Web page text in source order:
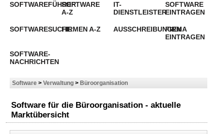
SOFTWAREFÜHRERSOFTWARE
A-Z
IT-
DIENSTLEISTER
SOFTWARE
EINTRAGEN
SOFTWARESUCHEFIRMEN A-Z AUSSCHREIBUNGEN
FIRMA
EINTRAGEN
SOFTWARE-
NACHRICHTEN
Software > Verwaltung > Büroorganisation
Software für die Büroorganisation - aktuelle
Marktübersicht